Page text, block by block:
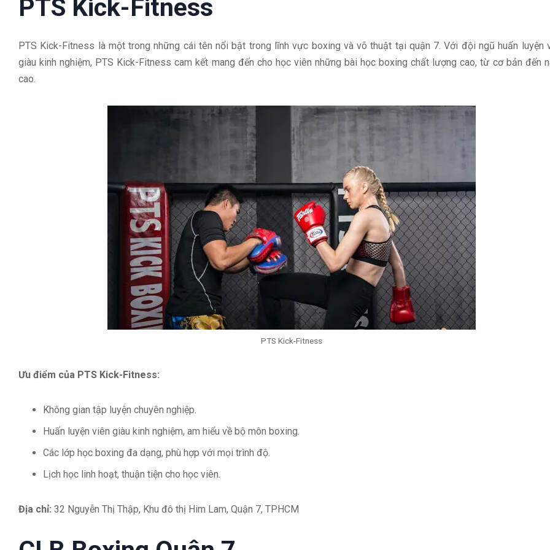
PTS Kick-Fitness
PTS Kick-Fitness là một trong những cái tên nổi bật trong lĩnh vực boxing và võ thuật tại quận 7. Với đội ngũ huấn luyện
giàu kinh nghiệm, PTS Kick-Fitness cam kết mang đến cho học viên những bài học boxing chất lượng cao, từ cơ bản đến
cao.
PTS Kick-Fitness
Ưu điểm của PTS Kick-Fitness:
Không gian tập luyện chuyên nghiệp.
Huấn luyện viên giàu kinh nghiệm, am hiểu về bộ môn boxing.
Các lớp học boxing đa dạng, phù hợp với mọi trình độ.
Lịch học linh hoạt, thuận tiện cho học viên.
Địa chỉ: 32 Nguyễn Thị Thập, Khu đô thị Him Lam, Quận 7, TPHCM